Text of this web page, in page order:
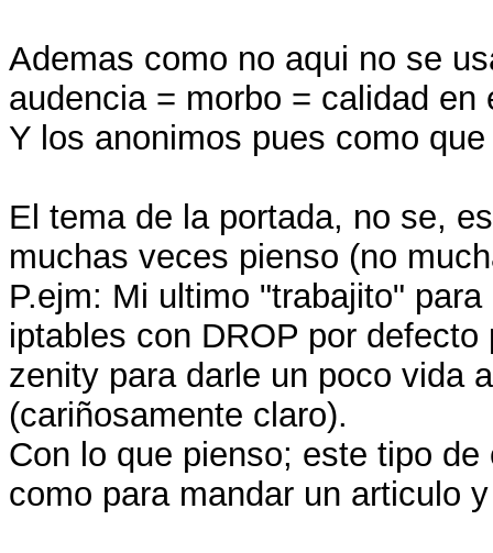
Ademas como no aqui no se
audencia = morbo = calidad en
Y los anonimos pues como
El tema de la portada, no se,
muchas veces pienso (no
P.ejm: Mi ultimo "trabajito"
iptables con DROP por
zenity para darle un poco vida
(cariñosamente claro).
Con lo que pienso; este tipo
como para mandar un articulo